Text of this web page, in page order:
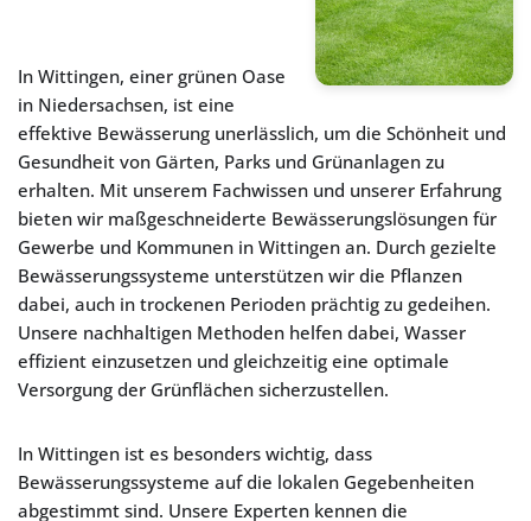
In Wittingen, einer grünen Oase
in Niedersachsen, ist eine
effektive Bewässerung unerlässlich, um die Schönheit und
Gesundheit von Gärten, Parks und Grünanlagen zu
erhalten. Mit unserem Fachwissen und unserer Erfahrung
bieten wir maßgeschneiderte Bewässerungslösungen für
Gewerbe und Kommunen in Wittingen an. Durch gezielte
Bewässerungssysteme unterstützen wir die Pflanzen
dabei, auch in trockenen Perioden prächtig zu gedeihen.
Unsere nachhaltigen Methoden helfen dabei, Wasser
effizient einzusetzen und gleichzeitig eine optimale
Versorgung der Grünflächen sicherzustellen.
In Wittingen ist es besonders wichtig, dass
Bewässerungssysteme auf die lokalen Gegebenheiten
abgestimmt sind. Unsere Experten kennen die